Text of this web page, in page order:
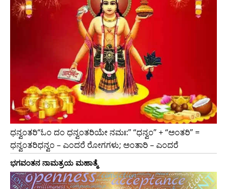
ಧನ್ವಂತರಿ“ಓಂ ದಂ ಧನ್ವಂತರಿಯೇ ನಮಃ:” “ಧನ್ವಂ” + “ಅಂತರಿ” =
ಧನ್ವಂತರಿಧನ್ವಂ – ಎಂದರೆ ರೋಗಗಳು; ಅಂತಾರಿ – ಎಂದರೆ
ಭಗವಂತನ ನಾಮತ್ರಯ ಮಹಾತ್ಮೆ